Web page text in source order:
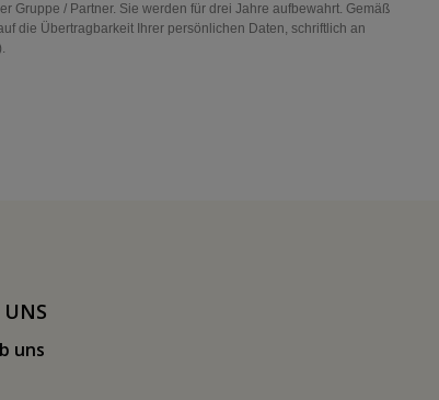
Gruppe / Partner. Sie werden für drei Jahre aufbewahrt. Gemäß
die Übertragbarkeit Ihrer persönlichen Daten, schriftlich an
uns